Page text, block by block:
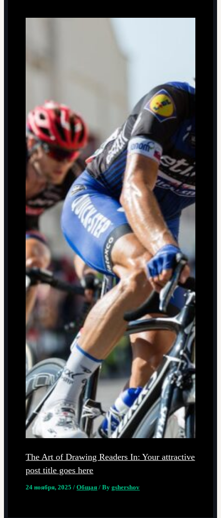
The Art of Drawing Readers In: Your attractive
post title goes here
24 ноября, 2025/Общая / Bygshershov